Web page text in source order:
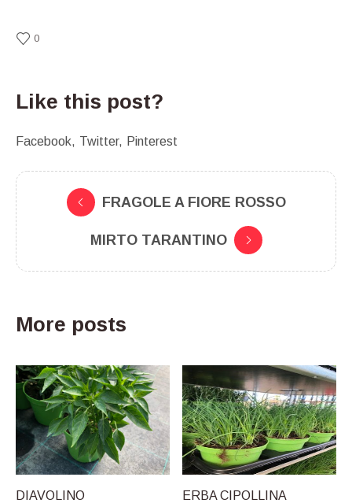
0
Like this post?
Facebook Twitter Pinterest
FRAGOLE A FIORE ROSSO
MIRTO TARANTINO
More posts
DIAVOLINO ERBA CIPOLLINA